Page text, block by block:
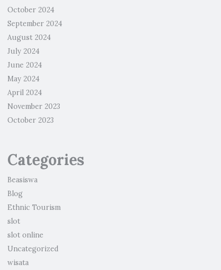
October 2024
September 2024
August 2024
July 2024
June 2024
May 2024
April 2024
November 2023
October 2023
Categories
Beasiswa
Blog
Ethnic Tourism
slot
slot online
Uncategorized
wisata